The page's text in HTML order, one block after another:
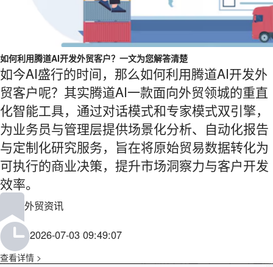
如何利用腾道AI开发外贸客户？一文为您解答清楚
如今AI盛行的时间，那么如何利用腾道AI开发外
贸客户呢？其实腾道AI一款面向外贸领城的重直
化智能工具，通过对话模式和专家模式双引擎，
为业务员与管理层提供场景化分析、自动化报告
与定制化研究服务，旨在将原始贸易数据转化为
可执行的商业决策，提升市场洞察力与客户开发
效率。
外贸资讯
2026-07-03 09:49:07
查看详情 >